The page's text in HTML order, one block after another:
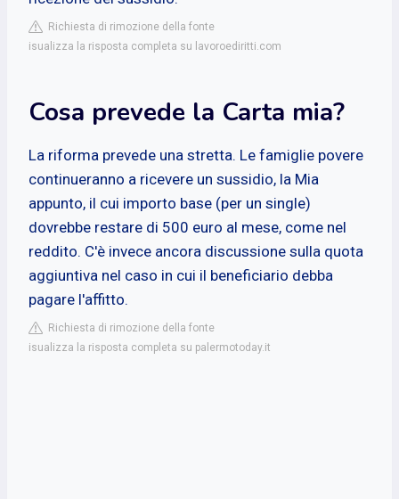
Richiesta di rimozione della fonte
isualizza la risposta completa su lavoroediritti.com
Cosa prevede la Carta mia?
La riforma prevede una stretta. Le famiglie povere
continueranno a ricevere un sussidio, la Mia
appunto, il cui importo base (per un single)
dovrebbe restare di 500 euro al mese, come nel
reddito. C'è invece ancora discussione sulla quota
aggiuntiva nel caso in cui il beneficiario debba
pagare l'affitto.
Richiesta di rimozione della fonte
isualizza la risposta completa su palermotoday.it